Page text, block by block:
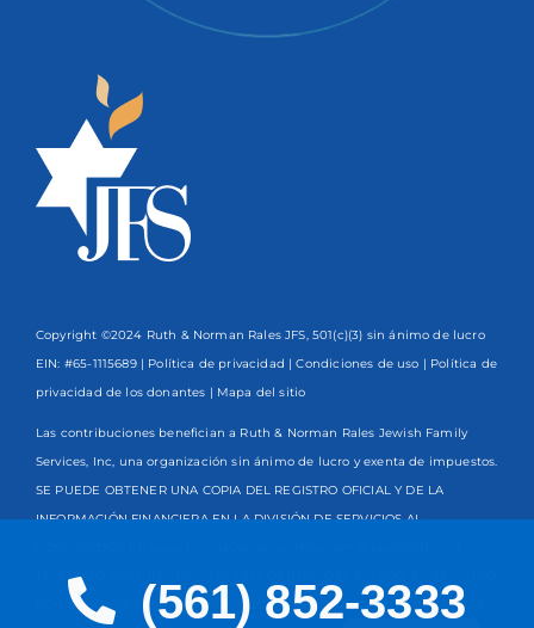
Copyright ©2024 Ruth & Norman Rales JFS, 501(c)(3) sin ánimo de lucro
EIN: #65-1115689 | Política de privacidad |Condiciones de uso | Política de
privacidad de los donantes | Mapa del sitio
Las contribuciones benefician a Ruth & Norman Rales Jewish Family
Services, Inc, una organización sin ánimo de lucro y exenta de impuestos.
SE PUEDE OBTENER UNA COPIA DEL REGISTRO OFICIAL Y DE LA
INFORMACIÓN FINANCIERA EN LA DIVISIÓN DE SERVICIOS AL
TELÉFONO GRATUITO
NO IMPLICA RESPALDO, APROBACIÓN O RECOMENDACIÓN POR PARTE
English
(561) 852-3333